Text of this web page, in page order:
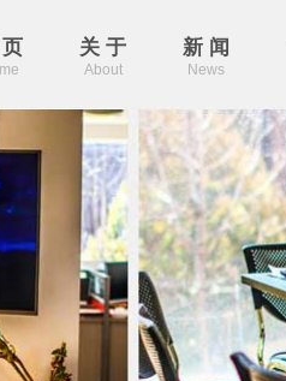
关 于
About
新 闻
News